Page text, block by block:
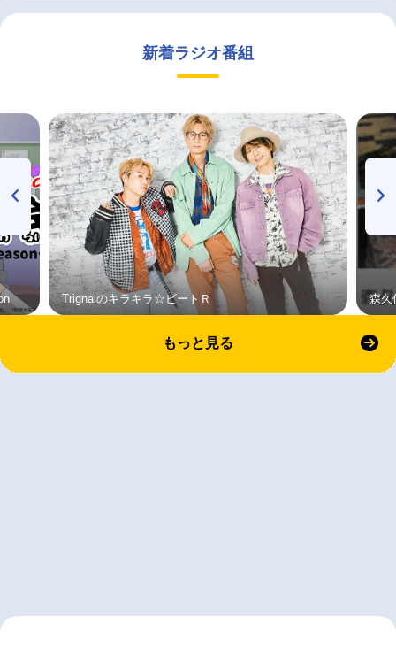
新着ラジオ番組
Trignalのキラキラ☆ビートＲ 森久
もっと見る